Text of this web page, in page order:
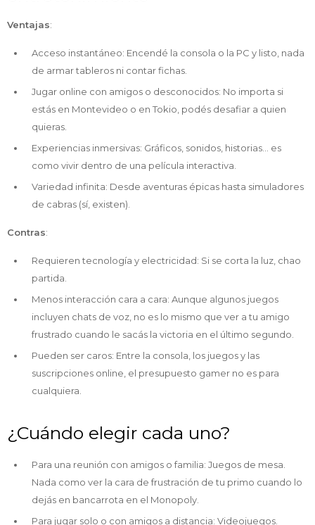
Ventajas:
Acceso instantáneo: Encendé la consola o la PC y listo, nada
de armar tableros ni contar fichas.
Jugar online con amigos o desconocidos: No importa si
estás en Montevideo o en Tokio, podés desafiar a quien
quieras.
Experiencias inmersivas: Gráficos, sonidos, historias... es
como vivir dentro de una película interactiva.
Variedad infinita: Desde aventuras épicas hasta simuladores
de cabras (sí, existen).
Contras:
Requieren tecnología y electricidad: Si se corta la luz, chao
partida.
Menos interacción cara a cara: Aunque algunos juegos
incluyen chats de voz, no es lo mismo que ver a tu amigo
frustrado cuando le sacás la victoria en el último segundo.
Pueden ser caros: Entre la consola, los juegos y las
suscripciones online, el presupuesto gamer no es para
cualquiera.
¿Cuándo elegir cada uno?
Para una reunión con amigos o familia: Juegos de mesa.
Nada como ver la cara de frustración de tu primo cuando lo
dejás en bancarrota en el Monopoly.
Para jugar solo o con amigos a distancia: Videojuegos.